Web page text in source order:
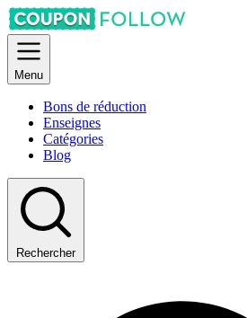
Menu
Bons de réduction
Enseignes
Catégories
Blog
Rechercher